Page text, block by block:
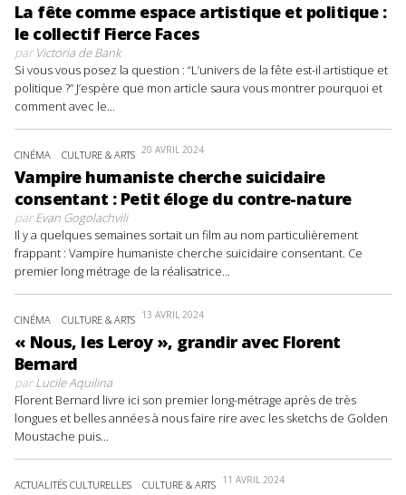
La fête comme espace artistique et politique :
le collectif Fierce Faces
parVictoria de Bank
Si vous vous posez la question : “L’univers de la fête est-il artistique et
politique ?” J’espère que mon article saura vous montrer pourquoi et
comment avec le...
CINÉMA CULTURE & ARTS 20 AVRIL 2024
Vampire humaniste cherche suicidaire
consentant : Petit éloge du contre-nature
parEvan Gogolachvili
Il y a quelques semaines sortait un film au nom particulièrement
frappant : Vampire humaniste cherche suicidaire consentant. Ce
premier long métrage de la réalisatrice...
CINÉMA CULTURE & ARTS 13 AVRIL 2024
« Nous, les Leroy », grandir avec Florent
Bernard
parLucile Aquilina
Florent Bernard livre ici son premier long-métrage après de très
longues et belles années à nous faire rire avec les sketchs de Golden
Moustache puis...
ACTUALITÉS CULTURELLES CULTURE & ARTS 11 AVRIL 2024